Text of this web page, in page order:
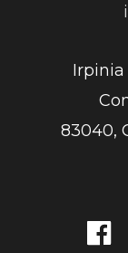
Irpinia
83040,